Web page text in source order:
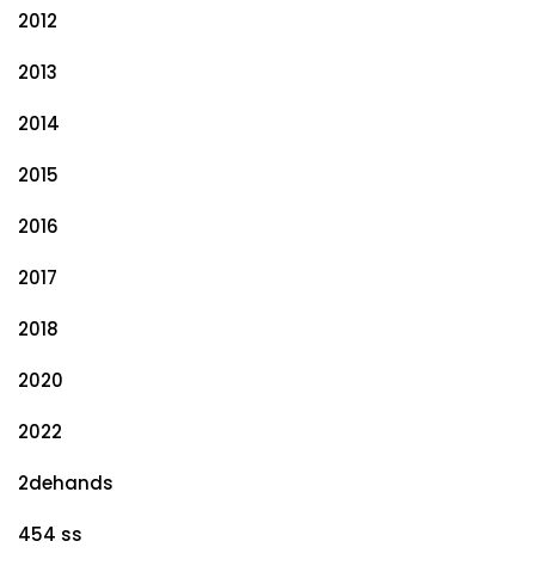
2012
2013
2014
2015
2016
2017
2018
2020
2022
2dehands
454 ss